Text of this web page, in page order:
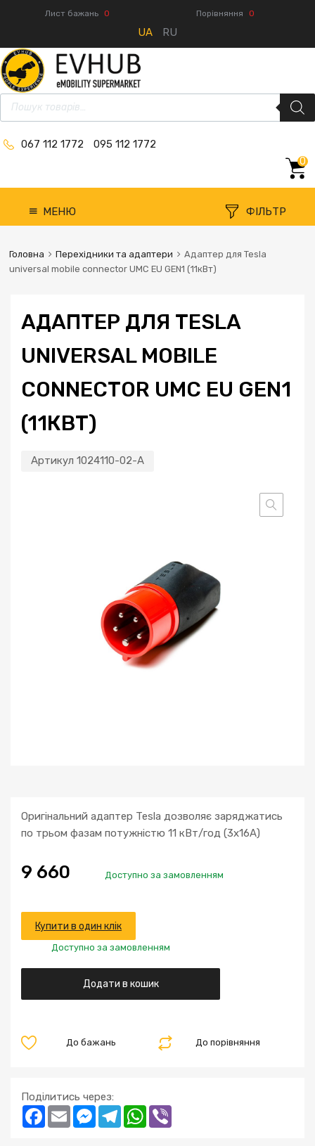
Лист бажань 0 Порівняння 0
UA RU
067 112 1772 095 112 1772
0
МЕНЮ ФІЛЬТР
Головна Перехідники та адаптери
Адаптер для Tesla
universal mobile connector UMC EU GEN1 (11кВт)
АДАПТЕР ДЛЯ TESLA
UNIVERSAL MOBILE
CONNECTOR UMC EU GEN1
(11КВТ)
Артикул 1024110-02-A
Оригінальний адаптер Tesla дозволяє заряджатись
по трьом фазам потужністю 11 кВт/год (3х16А)
9 660 Доступно за замовленням
Купити в один клік
Доступно за замовленням
Додати в кошик
До порівняння
До бажань
Поділитись через:
Facebook
Email Messenger
TelegramWhatsApp